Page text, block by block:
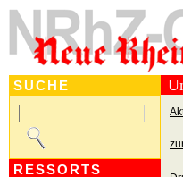
SUCHE
RESSORTS